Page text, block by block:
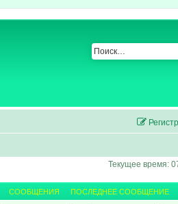
Текущее время:
СООБЩЕНИЯ ПОСЛЕДНЕЕ СООБЩЕНИЕ